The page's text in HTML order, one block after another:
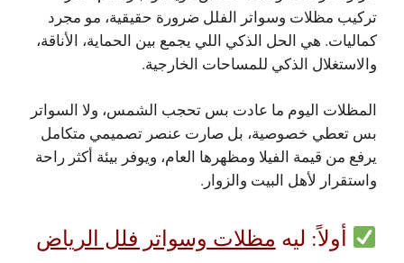
تركيب مظلات وسواتر الفلل ضرورة حقيقية، مو مجرد
كماليات. هي الحل الذكي اللي يجمع بين الحماية، الأناقة،
والاستغلال الذكي للمساحات الخارجية.
المظلات اليوم ما عادت بس تحجب الشمس، ولا السواتر
بس تعطي خصوصية، بل صارت عنصر تصميمي متكامل
يرفع من قيمة الفيلا ومظهرها العام، ويوفر بيئة أكثر راحة
واستقرار لأهل البيت والزوار.
أولاً: ليه مظلات وسواتر فلل الرياض